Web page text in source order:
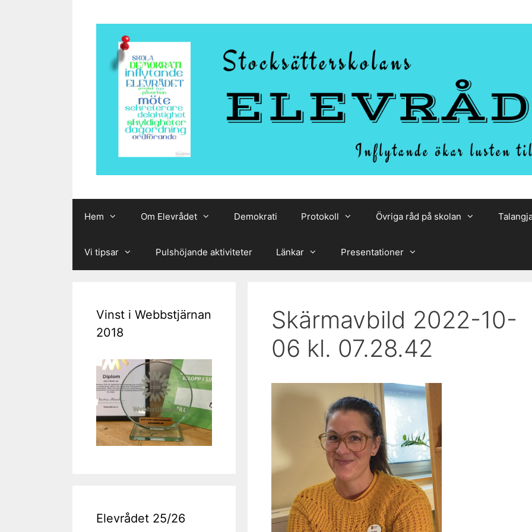
Hem Om Elevrådet Demokrati Protokoll Övriga råd på skolan
Vi tipsar Pulshöjande aktiviteter Länkar Presentationer
Skärmavbild 2022-10-
06 kl. 07.28.42
Vinst i Webbstjärnan
2018
Elevrådet 25/26